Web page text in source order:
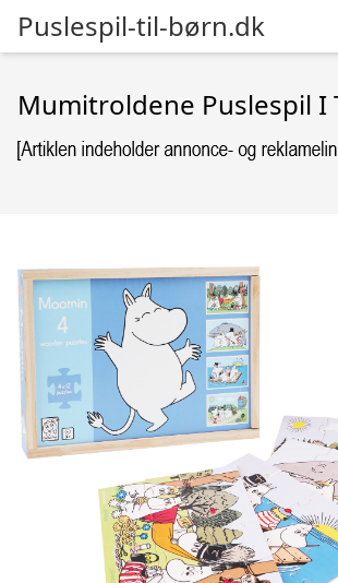
Puslespil-til-børn.dk
Mumitroldene Puslespil I